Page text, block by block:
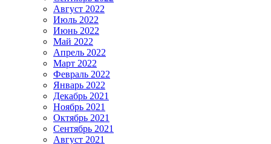
Август 2022
Июль 2022
Июнь 2022
Май 2022
Апрель 2022
Март 2022
Февраль 2022
Январь 2022
Декабрь 2021
Ноябрь 2021
Октябрь 2021
Сентябрь 2021
Август 2021